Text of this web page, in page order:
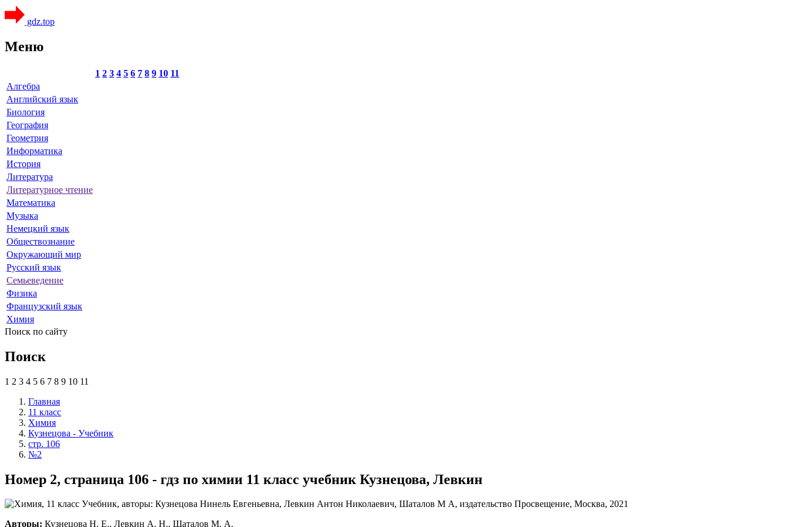
gdz.top
Меню
1 2 3 4 5 6 7 8 9 10 11
Алгебра
Английский язык
Биология
География
Геометрия
Информатика
История
Литература
Литературное чтение
Математика
Музыка
Немецкий язык
Обществознание
Окружающий мир
Русский язык
Семьеведение
Физика
Французский язык
Химия
Поиск по сайту
Поиск
1 2 3 4 5 6 7 8 9 10 11
Главная
11 класс
Химия
Кузнецова - Учебник
стр. 106
№2
Номер 2, страница 106 - гдз по химии 11 класс учебник Кузнецова, Левкин
Авторы: Кузнецова Н. Е., Левкин А. Н., Шаталов М. А.